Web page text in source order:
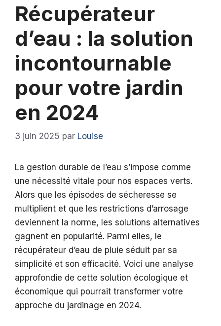
Récupérateur
d’eau : la solution
incontournable
pour votre jardin
en 2024
3 juin 2025 par Louise
La gestion durable de l’eau s’impose comme
une nécessité vitale pour nos espaces verts.
Alors que les épisodes de sécheresse se
multiplient et que les restrictions d’arrosage
deviennent la norme, les solutions alternatives
gagnent en popularité. Parmi elles, le
récupérateur d’eau de pluie séduit par sa
simplicité et son efficacité. Voici une analyse
approfondie de cette solution écologique et
économique qui pourrait transformer votre
approche du jardinage en 2024.